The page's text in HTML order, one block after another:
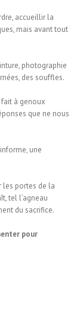
accueillir la
mais avant tout
photographie
des souffles.
fait à genoux
que ne nous
une
les portes de la
tel l’agneau
du sacrifice.
pour